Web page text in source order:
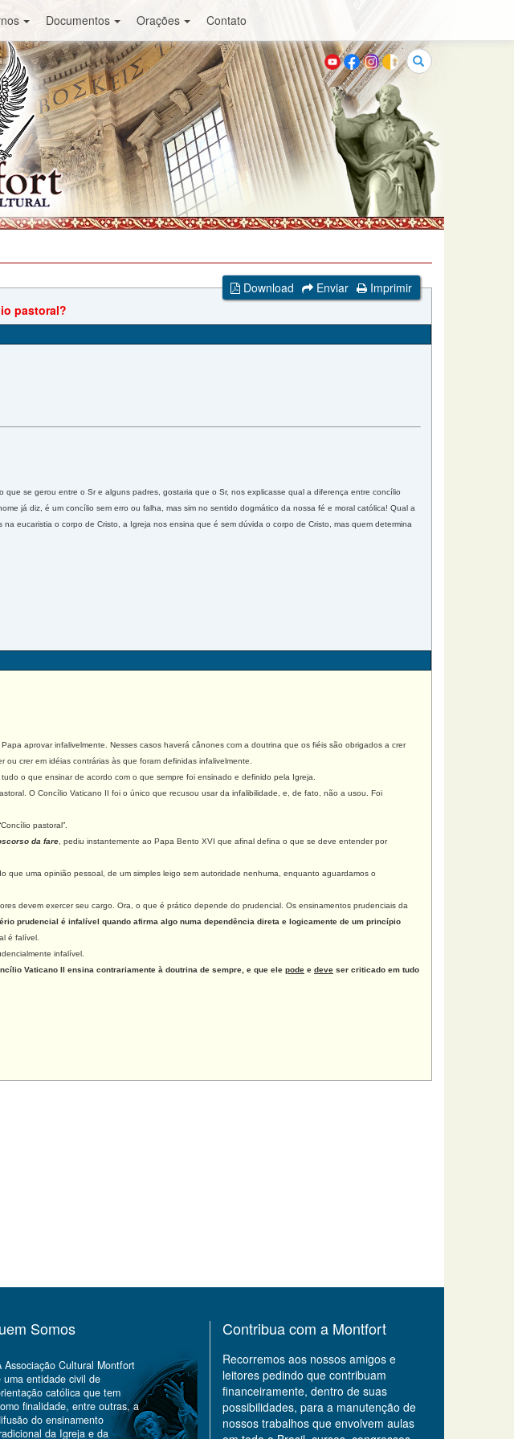
Documentos Orações Contato
Buscar
Download Enviar
Imprimir
pastoral?
se gerou entre o Sr e alguns padres, gostaria que o Sr, nos explicasse qual a diferença entre concílio
já diz, é um concílio sem erro ou falha, mas sim no sentido dogmático da nossa fé e moral católica! Qual a
eucaristia o corpo de Cristo, a Igreja nos ensina que é sem dúvida o corpo de Cristo, mas quem determina
aprovar infalivelmente. Nesses casos haverá cânones com a doutrina que os fiéis são obrigados a crer
crer em idéias contrárias às que foram definidas infalivelmente.
o que ensinar de acordo com o que sempre foi ensinado e definido pela Igreja.
O Concílio Vaticano II foi o único que recusou usar da infalibilidade, e, de fato, não a usou. Foi
Concílio pastoral”.
da fare , pediu instantemente ao Papa Bento XVI que afinal defina o que se deve entender por
uma opinião pessoal, de um simples leigo sem autoridade nenhuma, enquanto aguardamos o
devem exercer seu cargo. Ora, o que é prático depende do prudencial. Os ensinamentos prudenciais da
prudencial é infalível quando afirma algo numa dependência direta e logicamente de um princípio
é falível.
infalível.
Vaticano II ensina contrariamente à doutrina de sempre, e que ele pode e deve ser criticado em tudo
Somos
Associação Cultural Montfort
uma entidade civil de
católica que tem
finalidade, entre outras, a
do ensinamento
da Igreja e da
Contribua com a Montfort
Recorremos aos nossos amigos e
leitores pedindo que contribuam
financeiramente, dentro de suas
possibilidades, para a manutenção de
nossos trabalhos que envolvem aulas